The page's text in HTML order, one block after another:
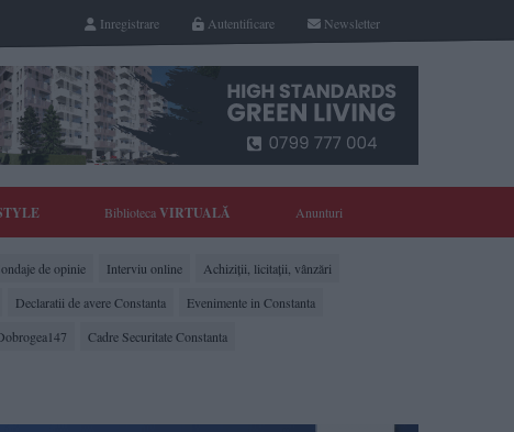
Newsletter
Autentificare
Inregistrare
BibliotecaVIRTUALĂ Anunturi
de opinie Interviu online
Achiziții, licitații, vânzări
Declaratii de avere Constanta
Evenimente in Constanta
Cadre Securitate Constanta